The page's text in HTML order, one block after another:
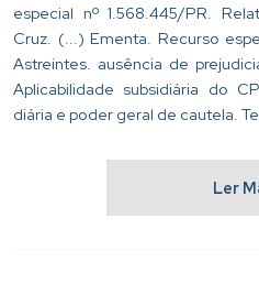
especial nº 1.568.445/PR.
Cruz. (...) Ementa. Recurso
Astreintes. ausência de
Aplicabilidade subsidiária do
diária e poder geral de cautela.
Ler